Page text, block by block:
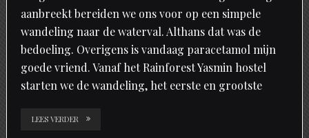
aanbreekt bereiden we ons voor op een simpele
wandeling naar de waterval. Althans dat was de
bedoeling. Overigens is vandaag paracetamol mijn
goede vriend. Vanaf het Rainforest Yasmin hostel
starten we de wandeling, het eerste en grootste
LEES VERDER